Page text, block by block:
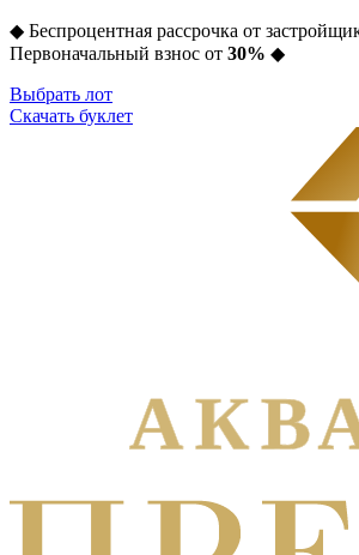
◆ Беспроцентная рассрочка от
Первоначальный взнос от 30% ◆
Выбрать лот
Скачать буклет